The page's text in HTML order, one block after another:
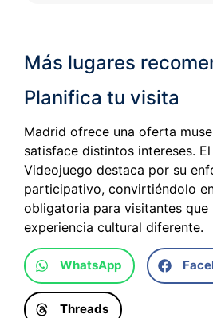
Más lugares
Planifica tu visita
Madrid ofrece una oferta
satisface distintos intereses.
Videojuego destaca por su
participativo, convirtiéndolo
obligatoria para visitantes que
experiencia cultural diferente.
WhatsApp
Threads